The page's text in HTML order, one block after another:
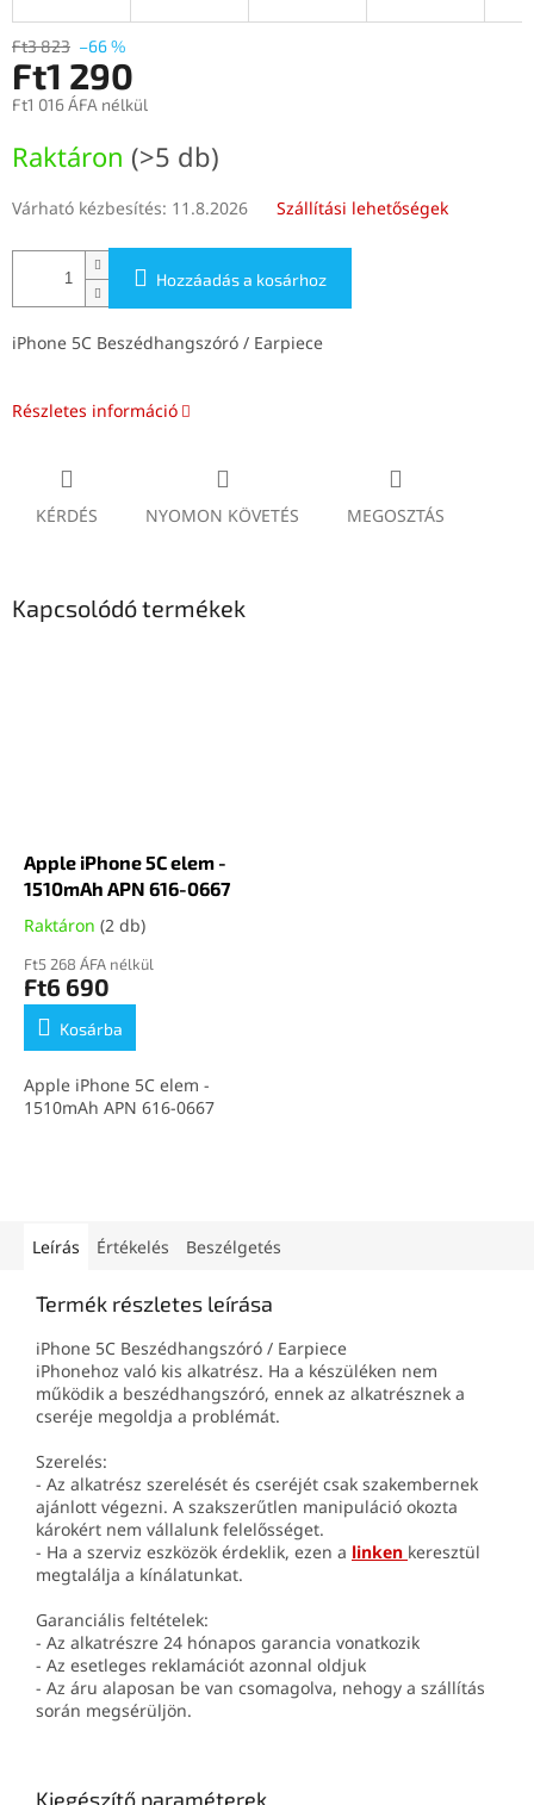
Ft3 823 –66 %
Ft1 290
Ft1 016 ÁFA nélkül
Raktáron (>5 db)
Várható kézbesítés: 11.8.2026 Szállítási lehetőségek
Hozzáadás a kosárhoz
iPhone 5C Beszédhangszóró / Earpiece
Részletes információ
KÉRDÉS NYOMON KÖVETÉS MEGOSZTÁS
Kapcsolódó termékek
Apple iPhone 5C elem -
1510mAh APN 616-0667
Raktáron (2 db)
Ft5 268 ÁFA nélkül
Ft6 690
Kosárba
Apple iPhone 5C elem -
1510mAh APN 616-0667
Leírás Értékelés Beszélgetés
Termék részletes leírása
iPhone 5C Beszédhangszóró / Earpiece
iPhonehoz való kis alkatrész. Ha a készüléken nem
működik a beszédhangszóró, ennek az alkatrésznek a
cseréje megoldja a problémát.
Szerelés:
- Az alkatrész szerelését és cseréjét csak szakembernek
ajánlott végezni. A szakszerűtlen manipuláció okozta
károkért nem vállalunk felelősséget.
- Ha a szerviz eszközök érdeklik, ezen a linken keresztül
megtalálja a kínálatunkat.
Garanciális feltételek:
- Az alkatrészre 24 hónapos garancia vonatkozik
- Az esetleges reklamációt azonnal oldjuk
- Az áru alaposan be van csomagolva, nehogy a szállítás
során megsérüljön.
Kiegészítő paraméterek